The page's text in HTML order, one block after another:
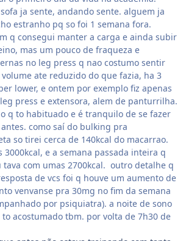
ja sente, andando sente. alguem ja
estranho pq so foi 1 semana fora.
q consegui manter a carga e ainda subir
mas um pouco de fraqueza e
no leg press q nao costumo sentir
ate reduzido do que fazia, ha 3
lower, e ontem por exemplo fiz apenas
press e extensora, alem de panturrilha.
q to habituado e é tranquilo de se fazer
como saí do bulking pra
so tirei cerca de 140kcal do macarrao.
3000kcal, e a semana passada inteira q
com umas 2700kcal. outro detalhe q
de vcs foi q houve um aumento de
venvanse pra 30mg no fim da semana
por psiquiatra). a noite de sono
acostumado tbm. por volta de 7h30 de